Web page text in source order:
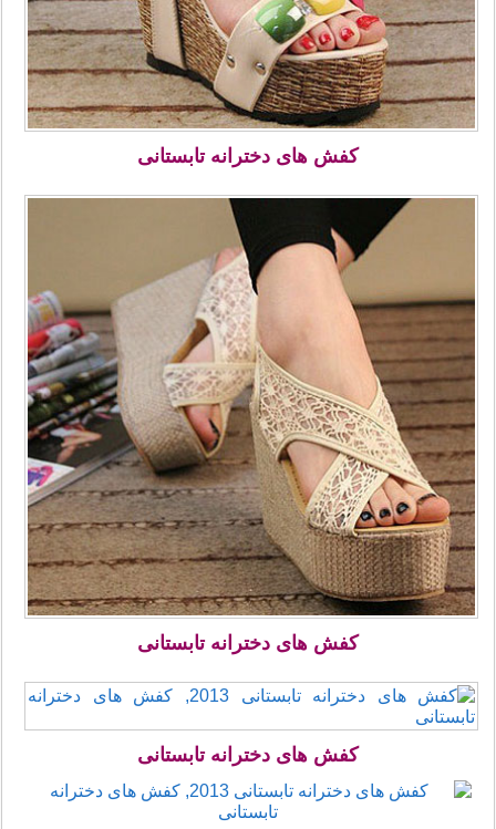
کفش های دخترانه تابستانی
کفش های دخترانه تابستانی
کفش های دخترانه تابستانی